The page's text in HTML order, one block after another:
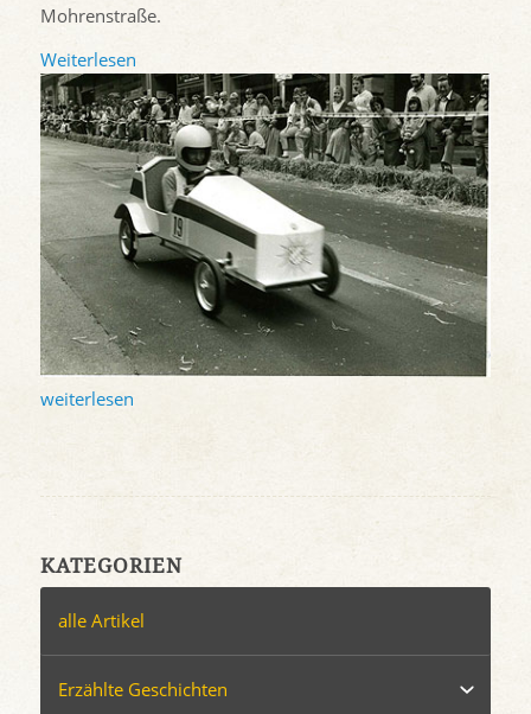
Mohrenstraße.
Weiterlesen
weiterlesen
KATEGORIEN
alle Artikel
Erzählte Geschichten